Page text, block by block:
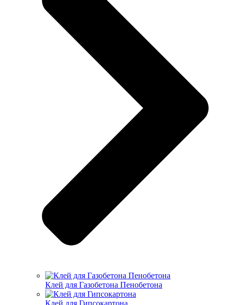
Клей для Газобетона Пенобетона
Клей для Гипсокартона